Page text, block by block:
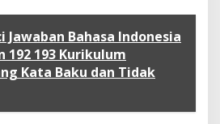
Jawaban Bahasa Indonesia
192 193 Kurikulum
Kata Baku dan Tidak